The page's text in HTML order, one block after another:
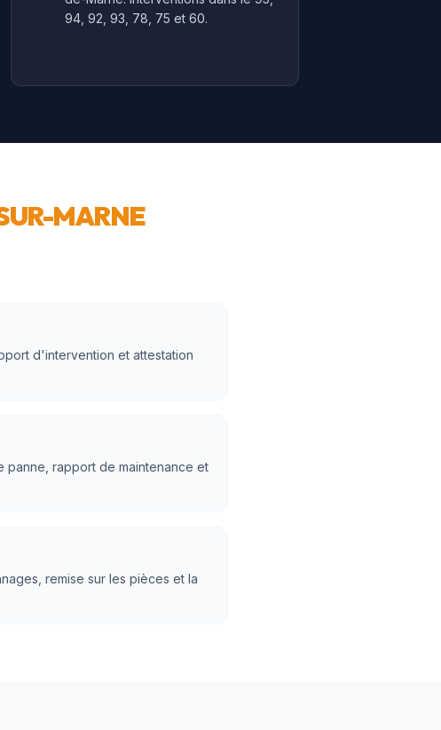
94, 92, 93, 78, 75 et 60.
MARNE
d'intervention et attestation
panne, rapport de maintenance et
remise sur les pièces et la